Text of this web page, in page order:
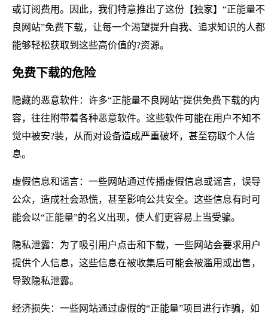
或订阅费用。因此，我们特意推出了这份【独家】“正能量不
良网站”免费下载，让每一个渴望提升自我、追求知识的人都
能够轻松获取到这些高价值的?资源。
免费下载的危险
隐藏的恶意软件：许多“正能量不良网站”提供免费下载的内
容，往往附带着各种恶意软件。这些软件可能在用户不知不
觉中被安?装，从而对设备造成严重破坏，甚至窃取个人信
息。
虚假信息和谣言：一些网站通过传播虚假信息或谣言，误导
公众，造成社会恐慌，甚至影响公共安全。这些信息有时可
能会以“正能量”的名义出现，使人们更容易上当受骗。
隐私泄露：为了吸引用户点击和下载，一些网站会要求用户
提供个人信息，这些信息在被收集后可能会被滥用或出售，
导致隐私泄露。
经济损失：一些网站通过虚假的“正能量”项目进行诈骗，如